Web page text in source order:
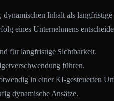
dynamischen Inhalt als
eines Unternehmens
für langfristige Sichtbarkeit.
führen.
in einer KI-gesteuerten
dynamische Ansätze.